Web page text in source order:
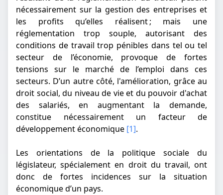
nécessairement sur la gestion des entreprises et
les profits qu’elles réalisent ; mais une
réglementation trop souple, autorisant des
conditions de travail trop pénibles dans tel ou tel
secteur de l’économie, provoque de fortes
tensions sur le marché de l’emploi dans ces
secteurs. D’un autre côté, l'amélioration, grâce au
droit social, du niveau de vie et du pouvoir d'achat
des salariés, en augmentant la demande,
constitue nécessairement un facteur de
développement économique [1].
Les orientations de la politique sociale du
législateur, spécialement en droit du travail, ont
donc de fortes incidences sur la situation
économique d’un pays.